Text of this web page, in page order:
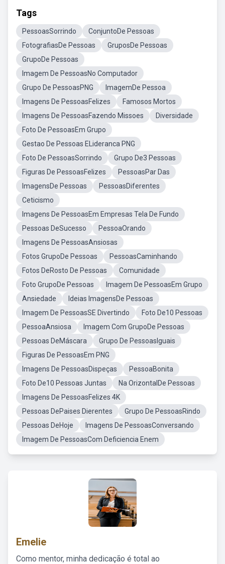
Tags
PessoasSorrindo
ConjuntoDe Pessoas
FotografiasDe Pessoas
GruposDe Pessoas
GrupoDe Pessoas
Imagem De PessoasNo Computador
Grupo De PessoasPNG
ImagemDe Pessoa
Imagens De PessoasFelizes
Famosos Mortos
Imagens De PessoasFazendo Missoes
Diversidade
Foto De PessoasEm Grupo
Gestao De Pessoas ELideranca PNG
Foto De PessoasSorrindo
Grupo De3 Pessoas
Figuras De PessoasFelizes
PessoasPar Das
ImagensDe Pessoas
PessoasDiferentes
Ceticismo
Imagens De PessoasEm Empresas Tela De Fundo
Pessoas DeSucesso
PessoaOrando
Imagens De PessoasAnsiosas
Fotos GrupoDe Pessoas
PessoasCaminhando
Fotos DeRosto De Pessoas
Comunidade
Foto GrupoDe Pessoas
Imagem De PessoasEm Grupo
Ansiedade
Ideias ImagensDe Pessoas
Imagem De PessoasSE Divertindo
Foto De10 Pessoas
PessoaAnsiosa
Imagem Com GrupoDe Pessoas
Pessoas DeMáscara
Grupo De PessoasIguais
Figuras De PessoasEm PNG
Imagens De PessoasDispeças
PessoaBonita
Foto De10 Pessoas Juntas
Na OrizontalDe Pessoas
Imagens De PessoasFelizes 4K
Pessoas DePaises Dierentes
Grupo De PessoasRindo
Pessoas DeHoje
Imagens De PessoasConversando
Imagem De PessoasCom Deficiencia Enem
Emelie
Como mentor, minha dedicação é total ao